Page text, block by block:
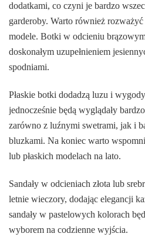
dodatkami, co czyni je bardzo
garderoby. Warto również
modele. Botki w odcieniu
doskonałym uzupełnieniem
spodniami.
Płaskie botki dodadzą luzu i
jednocześnie będą wyglądały
zarówno z luźnymi swetrami, jak i
bluzkami. Na koniec warto
lub płaskich modelach na lato.
Sandały w odcieniach złota lub
letnie wieczory, dodając elegancji
sandały w pastelowych kolorach
wyborem na codzienne wyjścia.